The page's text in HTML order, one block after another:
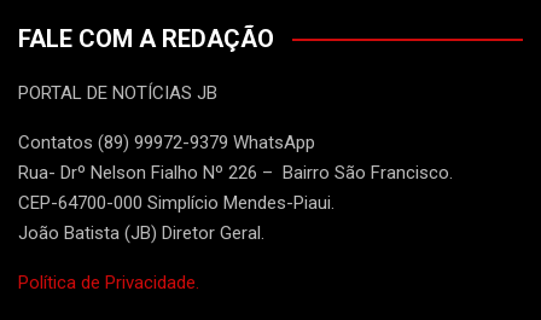
FALE COM A REDAÇÃO
PORTAL DE NOTÍCIAS JB
Contatos (89) 99972-9379 WhatsApp
Rua- Drº Nelson Fialho Nº 226 – Bairro São Francisco.
CEP-64700-000 Simplício Mendes-Piaui.
João Batista (JB) Diretor Geral.
Política de Privacidade.